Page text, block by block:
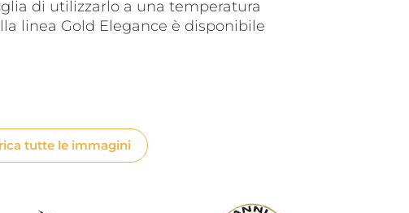
di utilizzarlo a una temperatura
linea Gold Elegance è disponibile
tutte le immagini